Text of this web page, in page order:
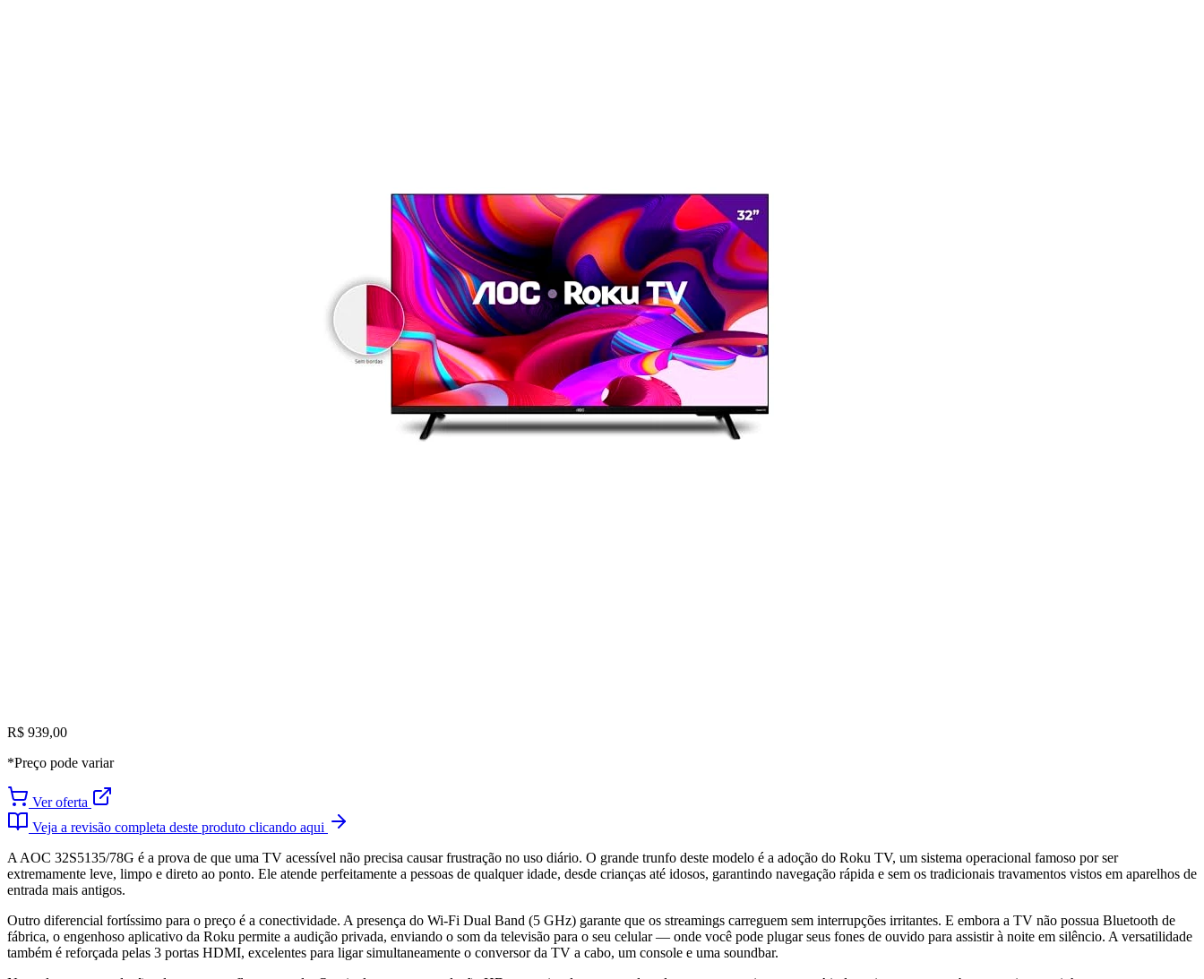
R$ 939,00
*Preço pode variar
Ver oferta
Veja a revisão completa deste produto clicando aqui
A AOC 32S5135/78G é a prova de que uma TV acessível não precisa causar frustração no uso diário. O grande trunfo deste modelo é a adoção do Roku TV, um sistema operacional famoso por ser
extremamente leve, limpo e direto ao ponto. Ele atende perfeitamente a pessoas de qualquer idade, desde crianças até idosos, garantindo navegação rápida e sem os tradicionais travamentos vistos em aparelhos de
entrada mais antigos.
Outro diferencial fortíssimo para o preço é a conectividade. A presença do Wi-Fi Dual Band (5 GHz) garante que os streamings carreguem sem interrupções irritantes. E embora a TV não possua Bluetooth de
fábrica, o engenhoso aplicativo da Roku permite a audição privada, enviando o som da televisão para o seu celular — onde você pode plugar seus fones de ouvido para assistir à noite em silêncio. A versatilidade
também é reforçada pelas 3 portas HDMI, excelentes para ligar simultaneamente o conversor da TV a cabo, um console e uma soundbar.